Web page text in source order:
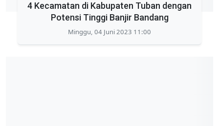
4 Kecamatan di Kabupaten Tuban dengan
Potensi Tinggi Banjir Bandang
Minggu, 04 Juni 2023 11:00